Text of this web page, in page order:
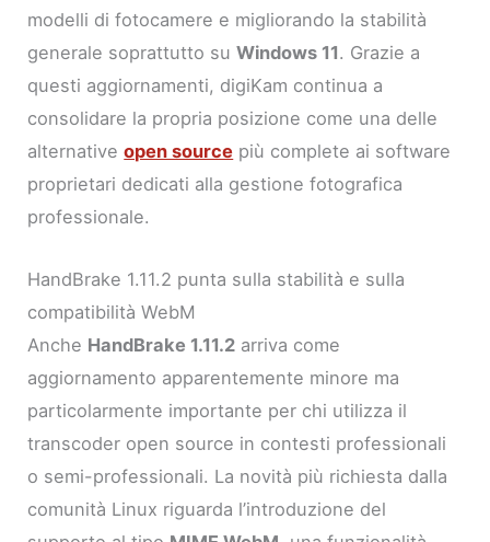
modelli di fotocamere e migliorando la stabilità
generale soprattutto suWindows 11. Grazie a
questi aggiornamenti, digiKam continua a
consolidare la propria posizione come una delle
alternativeopen source più complete ai software
proprietari dedicati alla gestione fotografica
professionale.
HandBrake 1.11.2 punta sulla stabilità e sulla
compatibilità WebM
Anche HandBrake 1.11.2 arriva come
aggiornamento apparentemente minore ma
particolarmente importante per chi utilizza il
transcoder open source in contesti professionali
o semi-professionali. La novità più richiesta dalla
comunità Linux riguarda l’introduzione del